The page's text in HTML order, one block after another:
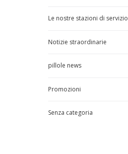
Le nostre stazioni di servizio
Notizie straordinarie
pillole news
Promozioni
Senza categoria